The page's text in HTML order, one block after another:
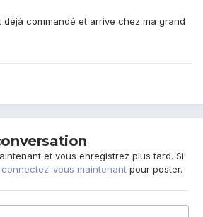
déjà commandé et arrive chez ma grand
et vous enregistrez plus tard. Si
connectez-vous maintenant pour poster.